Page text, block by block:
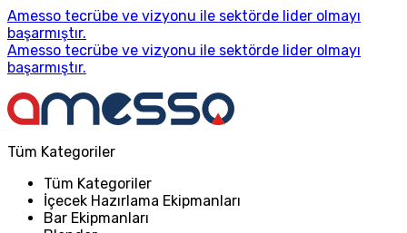
Amesso tecrübe ve vizyonu ile sektörde lider olmayı
başarmıştır.
Amesso tecrübe ve vizyonu ile sektörde lider olmayı
başarmıştır.
Tüm Kategoriler
Tüm Kategoriler
İçecek Hazırlama Ekipmanları
Bar Ekipmanları